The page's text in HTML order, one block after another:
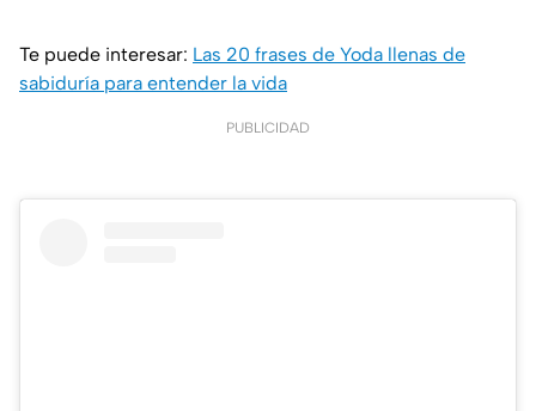
Te puede interesar: Las 20 frases de Yoda llenas de
sabiduría para entender la vida
PUBLICIDAD